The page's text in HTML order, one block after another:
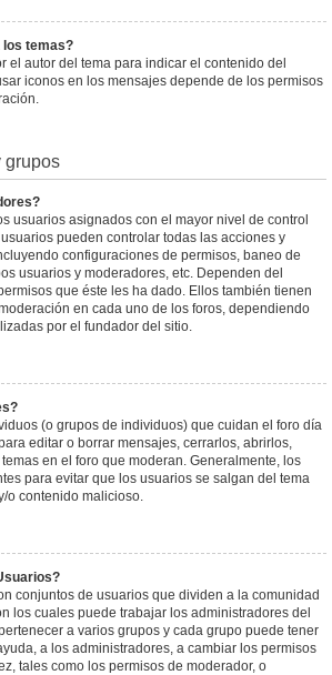
los temas?
el autor del tema para indicar el contenido del
iconos en los mensajes depende de los permisos
grupos
usuarios asignados con el mayor nivel de control
pueden controlar todas las acciones y
configuraciones de permisos, baneo de
usuarios y moderadores, etc. Dependen del
que éste les ha dado. Ellos también tienen
en cada uno de los foros, dependiendo
por el fundador del sitio.
(o grupos de individuos) que cuidan el foro día
editar o borrar mensajes, cerrarlos, abrirlos,
en el foro que moderan. Generalmente, los
para evitar que los usuarios se salgan del tema
o contenido malicioso.
conjuntos de usuarios que dividen a la comunidad
los cuales puede trabajar los administradores del
a varios grupos y cada grupo puede tener
a los administradores, a cambiar los permisos
tales como los permisos de moderador, o